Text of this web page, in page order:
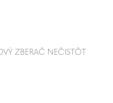
ZBERAČ NEČISTÔT